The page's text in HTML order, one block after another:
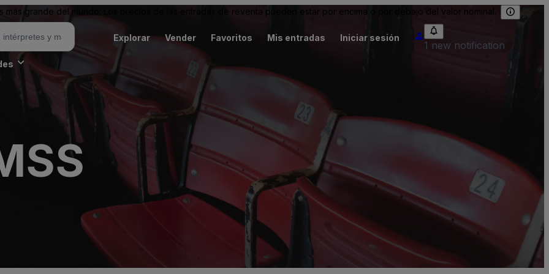
más grande del mundo. Los precios de las entradas de reventa pueden estar por encima o por debajo del valor nominal.
Explorar Vender Favoritos Mis entradas Iniciar sesión
1 new notification